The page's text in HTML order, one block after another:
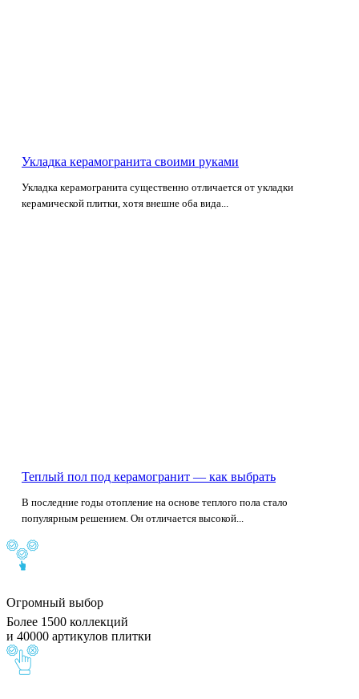
Укладка керамогранита своими руками
Укладка керамогранита существенно отличается от укладки
керамической плитки, хотя внешне оба вида...
Теплый пол под керамогранит — как выбрать
В последние годы отопление на основе теплого пола стало
популярным решением. Он отличается высокой...
Огромный выбор
Более 1500 коллекций
и 40000 артикулов плитки